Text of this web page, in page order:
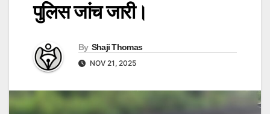
पुलिस जांच जारी।
By Shaji Thomas
NOV 21, 2025